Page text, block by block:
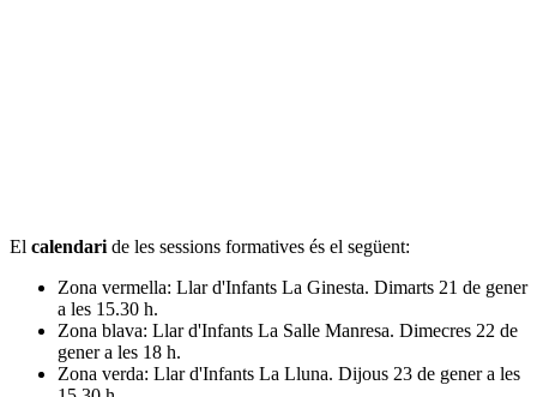
El calendari de les sessions formatives és el següent:
Zona vermella: Llar d'Infants La Ginesta. Dimarts 21 de gener
a les 15.30 h.
Zona blava: Llar d'Infants La Salle Manresa. Dimecres 22 de
gener a les 18 h.
Zona verda: Llar d'Infants La Lluna. Dijous 23 de gener a les